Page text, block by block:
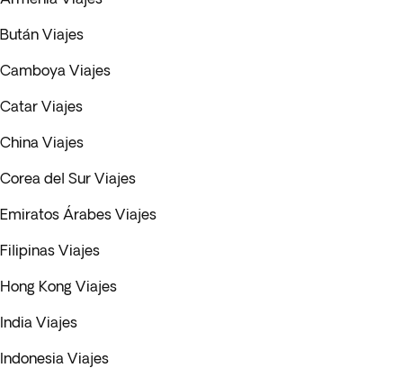
Bután Viajes
Camboya Viajes
Catar Viajes
China Viajes
Corea del Sur Viajes
Emiratos Árabes Viajes
Filipinas Viajes
Hong Kong Viajes
India Viajes
Indonesia Viajes